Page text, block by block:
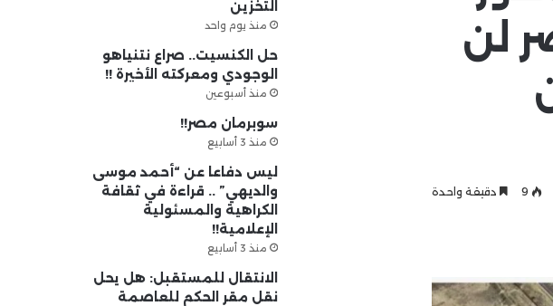
لن
9 دقيقة واحدة
التخزين
منذ يوم واحد
حل الكنسيت.. صراع نتنياهو
الوجودي ومعركته الأخيرة !!
منذ أسبوعين
سوبرمان مصر!!
منذ 3 أسابيع
ليس دفاعا عن “أحمد موسى
والديهي” .. قراءة في ثقافة
الكراهية والمسئولية
الإعلامية!!
منذ 3 أسابيع
الانتقال للمستقبل: هل يحل
نقل مقر الحكم للعاصمة